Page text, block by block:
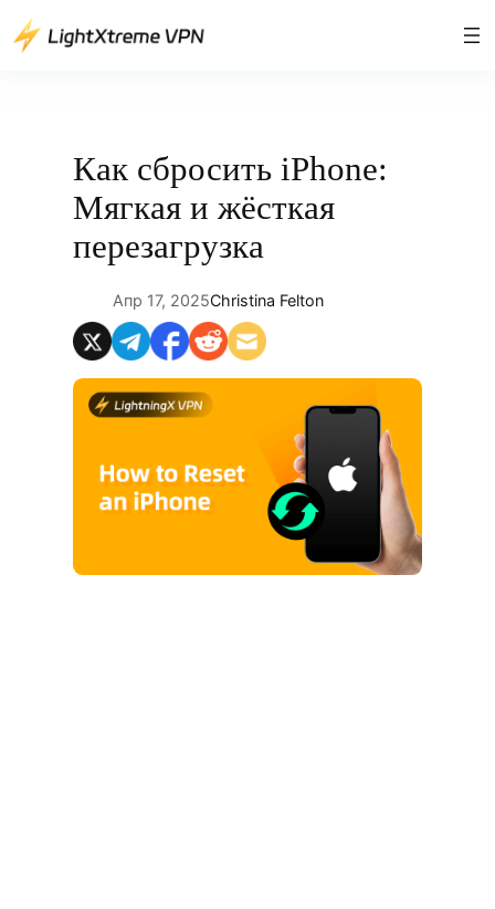
Перейти
Как сбросить iPhone:
Мягкая и жёсткая
перезагрузка
Апр 17, 2025Christina Felton